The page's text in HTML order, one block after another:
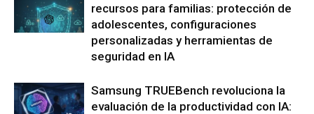
recursos para familias: protección de
adolescentes, configuraciones
personalizadas y herramientas de
seguridad en IA
Samsung TRUEBench revoluciona la
evaluación de la productividad con IA: